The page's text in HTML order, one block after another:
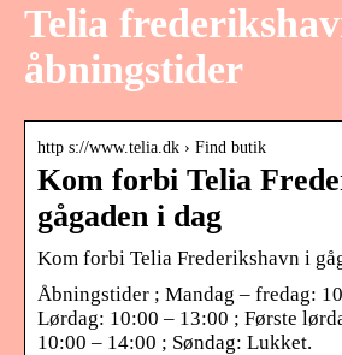
Telia
åbningstider
http s://www.telia.dk › Find butik
Kom forbi Telia
gågaden i dag
Kom forbi Telia Frederikshavn i
Åbningstider ; Mandag – fredag:
Lørdag: 10:00 – 13:00 ; Første
10:00 – 14:00 ; Søndag: Lukket.